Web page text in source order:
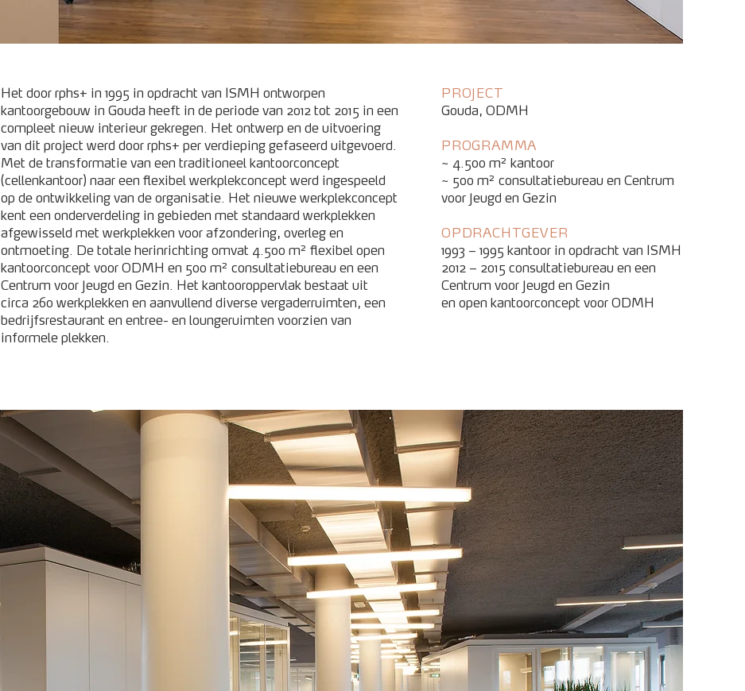
Het door rphs+ in 1995 in opdracht van ISMH ontworpen
kantoorgebouw in Gouda heeft in de periode van 2012 tot 2015 in een
compleet nieuw interieur gekregen. Het ontwerp en de uitvoering
van dit project werd door rphs+ per verdieping gefaseerd uitgevoerd.
Met de transformatie van een traditioneel kantoorconcept
(cellenkantoor) naar een flexibel werkplekconcept werd ingespeeld
op de ontwikkeling van de organisatie. Het nieuwe werkplekconcept
kent een onderverdeling in gebieden met standaard werkplekken
afgewisseld met werkplekken voor afzondering, overleg en
ontmoeting. De totale herinrichting omvat 4.500 m² flexibel open
kantoorconcept voor ODMH en 500 m² consultatiebureau en een
Centrum voor Jeugd en Gezin. Het kantooroppervlak bestaat uit
circa 260 werkplekken en aanvullend diverse vergaderruimten, een
bedrijfsrestaurant en entree- en loungeruimten voorzien van
informele plekken.
PROJECT
Gouda, ODMH
PROGRAMMA
~ 4.500 m² kantoor
~ 500 m² consultatiebureau en Centrum
voor Jeugd en Gezin
OPDRACHTGEVER
1993 – 1995 kantoor in opdracht van ISMH
2012 – 2015 consultatiebureau en een
Centrum voor Jeugd en Gezin
en open kantoorconcept voor ODMH